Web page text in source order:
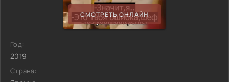
СМОТРЕТЬ ОНЛАЙН
Год:
2019
Страна: